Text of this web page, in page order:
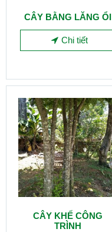
CÂY BẰNG LĂNG ỔI
Chi tiết
CÂY KHẾ CÔNG
TRÌNH